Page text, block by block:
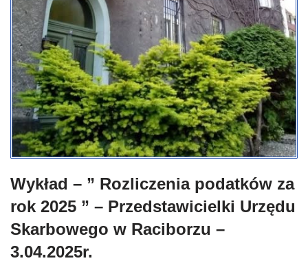
Wykład – ” Rozliczenia podatków za
rok 2025 ” – Przedstawicielki Urzędu
Skarbowego w Raciborzu –
3.04.2025r.